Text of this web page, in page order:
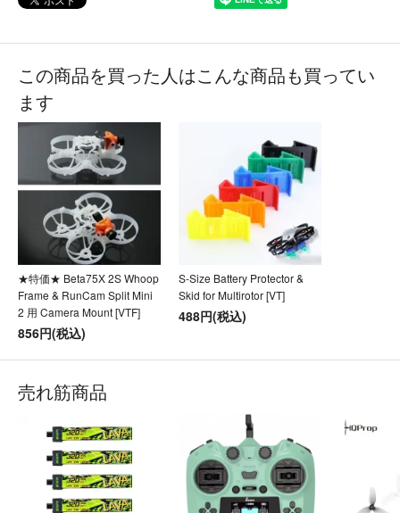
この商品を買った人はこんな商品も買ってい
ます
★特価★ Beta75X 2S Whoop
Frame & RunCam Split Mini
2 用 Camera Mount [VTF]
856円(税込)
S-Size Battery Protector &
Skid for Multirotor [VT]
488円(税込)
売れ筋商品